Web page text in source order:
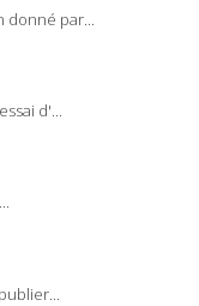
par...
d'...